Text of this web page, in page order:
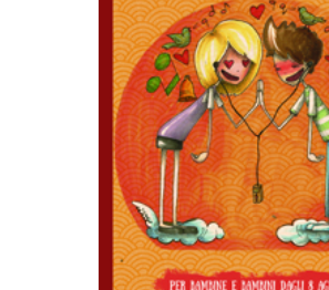
AGGIUNGI AL CARRELLO